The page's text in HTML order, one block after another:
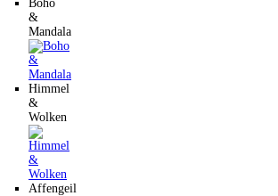
Boho
&
Mandala
Himmel
&
Wolken
Affengeil